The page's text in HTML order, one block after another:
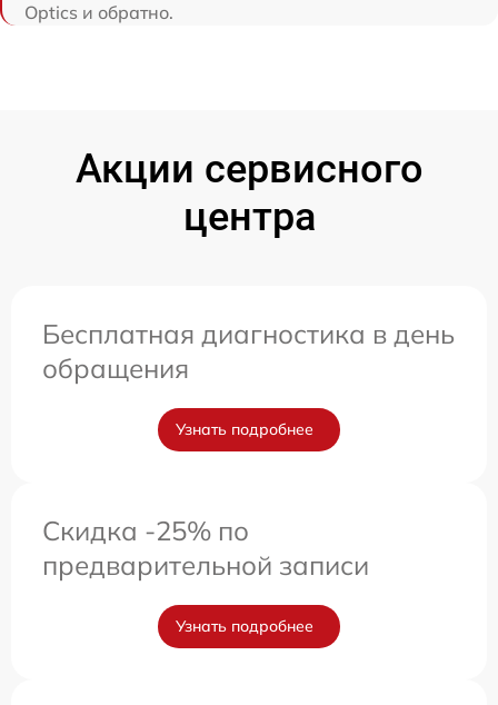
Optics и обратно.
Акции сервисного
центра
Бесплатная диагностика в день
обращения
Узнать подробнее
Скидка -25% по
предварительной записи
Узнать подробнее